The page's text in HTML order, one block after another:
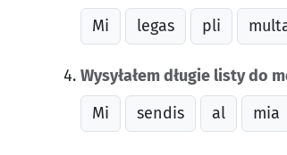
Mi
legas pli
Wysyłałem długie listy do
Mi
sendis al mia